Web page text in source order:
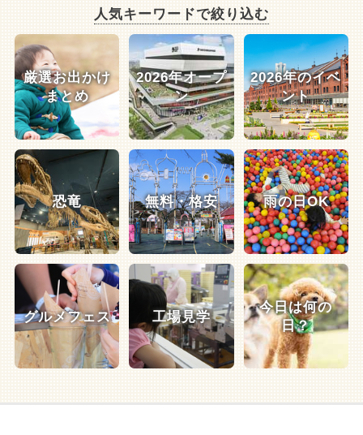
人気キーワードで絞り込む
厳選お出かけ
まとめ
2026年オープ
ン
2026年のイベ
ント
恐竜 無料・格安 雨の日OK
グルメフェス 工場見学
今日は何の
日？